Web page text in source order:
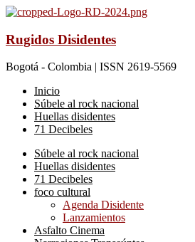
Rugidos Disidentes
Bogotá - Colombia | ISSN 2619-5569
Inicio
Súbele al rock nacional
Huellas disidentes
71 Decibeles
Súbele al rock nacional
Huellas disidentes
71 Decibeles
foco cultural
Agenda Disidente
Lanzamientos
Asfalto Cinema